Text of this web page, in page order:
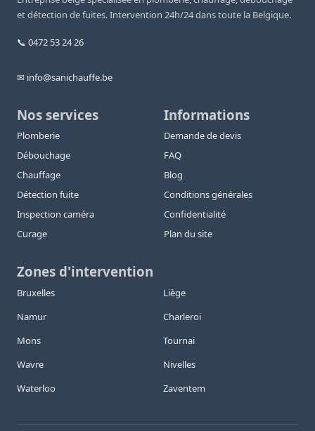
et détection de fuites. Intervention 24h/24 dans toute la Belgique.
📞 0472 53 24 26
✉ info@sanichauffe.be
Nos services
Plomberie
Débouchage
Chauffage
Détection fuite
Inspection caméra
Curage
Informations
Demande de devis
FAQ
Blog
Conditions générales
Confidentialité
Plan du site
Zones d'intervention
Bruxelles
Liège
Namur
Charleroi
Mons
Tournai
Wavre
Nivelles
Waterloo
Zaventem